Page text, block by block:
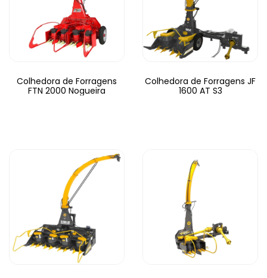
Colhedora de Forragens
FTN 2000 Nogueira
Colhedora de Forragens JF
1600 AT S3